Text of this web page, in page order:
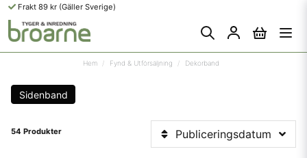
Frakt 89 kr (Gäller Sverige)
Hem Fynd & Utförsäljning Dekorband
Sidenband
54 Produkter Publiceringsdatum